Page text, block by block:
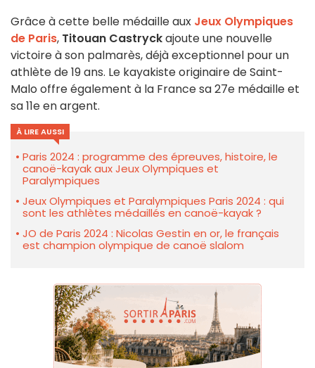
Grâce à cette belle médaille aux Jeux Olympiques
de Paris, Titouan Castryckajoute une nouvelle
victoire à son palmarès, déjà exceptionnel pour un
athlète de 19 ans. Le kayakiste originaire de Saint-
Malo offre également à la France sa 27e médaille et
sa 11e en argent.
À LIRE AUSSI
Paris 2024 : programme des épreuves, histoire, le
canoë-kayak aux Jeux Olympiques et
Paralympiques
Jeux Olympiques et Paralympiques Paris 2024 : qui
sont les athlètes médaillés en canoë-kayak ?
JO de Paris 2024 : Nicolas Gestin en or, le français
est champion olympique de canoë slalom